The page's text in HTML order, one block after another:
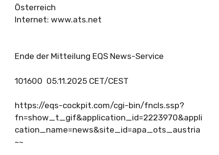
Österreich
Internet: www.ats.net
Ende der Mitteilung EQS News-Service
101600 05.11.2025 CET/CEST
https://eqs-cockpit.com/cgi-bin/fncls.ssp?
fn=show_t_gif&application_id=2223970&appli
cation_name=news&site_id=apa_ots_austria
~~